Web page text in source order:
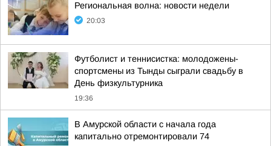
Региональная волна: новости недели
20:03
Футболист и теннисистка: молодожены-
спортсмены из Тынды сыграли свадьбу в
День физкультурника
19:36
В Амурской области с начала года
капитально отремонтировали 74